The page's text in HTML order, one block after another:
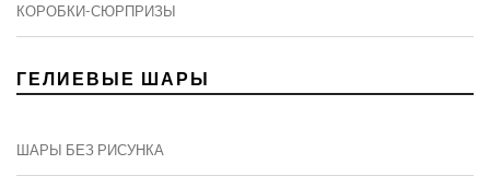
КОРОБКИ-СЮРПРИЗЫ
ГЕЛИЕВЫЕ ШАРЫ
ШАРЫ БЕЗ РИСУНКА